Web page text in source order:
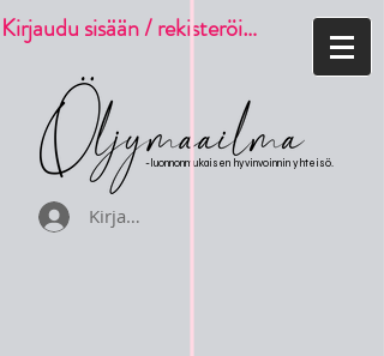
Kirjaudu sisään / rekisteröidy
-luonnonmukaisen hyvinvoinnin yhteisö.
Kirjaudu